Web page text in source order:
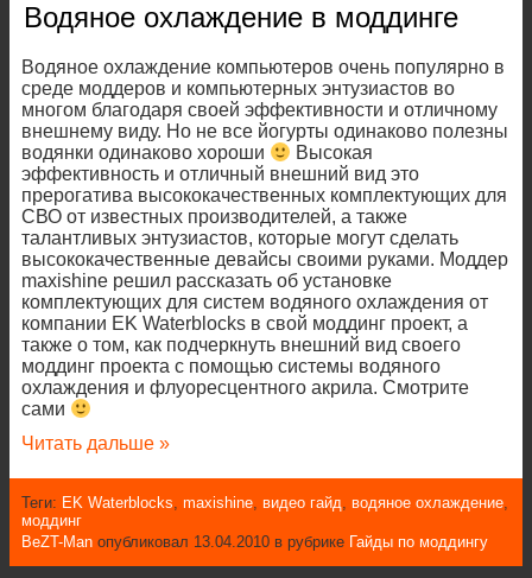
Водяное охлаждение в моддинге
Водяное охлаждение компьютеров очень популярно в
среде моддеров и компьютерных энтузиастов во
многом благодаря своей эффективности и отличному
внешнему виду. Но не все йогурты одинаково полезны
водянки одинаково хороши
Высокая
эффективность и отличный внешний вид это
прерогатива высококачественных комплектующих для
СВО от известных производителей, а также
талантливых энтузиастов, которые могут сделать
высококачественные девайсы своими руками. Моддер
maxishine решил рассказать об установке
комплектующих для систем водяного охлаждения от
компании EK Waterblocks в свой моддинг проект, а
также о том, как подчеркнуть внешний вид своего
моддинг проекта с помощью системы водяного
охлаждения и флуоресцентного акрила. Смотрите
сами
Читать дальше »
Теги: EK Waterblocks maxishine видео гайд водяное охлаждение
моддинг
BeZT-Man опубликовал 13.04.2010 в рубрике Гайды по моддингу